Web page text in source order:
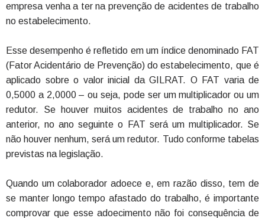
empresa venha a ter na prevenção de acidentes de trabalho
no estabelecimento.
Esse desempenho é refletido em um índice denominado FAT
(Fator Acidentário de Prevenção) do estabelecimento, que é
aplicado sobre o valor inicial da GILRAT. O FAT varia de
0,5000 a 2,0000 – ou seja, pode ser um multiplicador ou um
redutor. Se houver muitos acidentes de trabalho no ano
anterior, no ano seguinte o FAT será um multiplicador. Se
não houver nenhum, será um redutor. Tudo conforme tabelas
previstas na legislação.
Quando um colaborador adoece e, em razão disso, tem de
se manter longo tempo afastado do trabalho, é importante
comprovar que esse adoecimento não foi consequência de